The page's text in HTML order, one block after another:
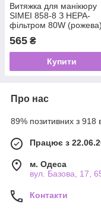
Витяжка для манікюру
SIMEI 858-8 З НЕРА-
фільтром 80W (рожева)
565 ₴
Купити
Про нас
89% позитивних з 918
Працює з
м. Одеса
вул. Базова, 17,
Контакти